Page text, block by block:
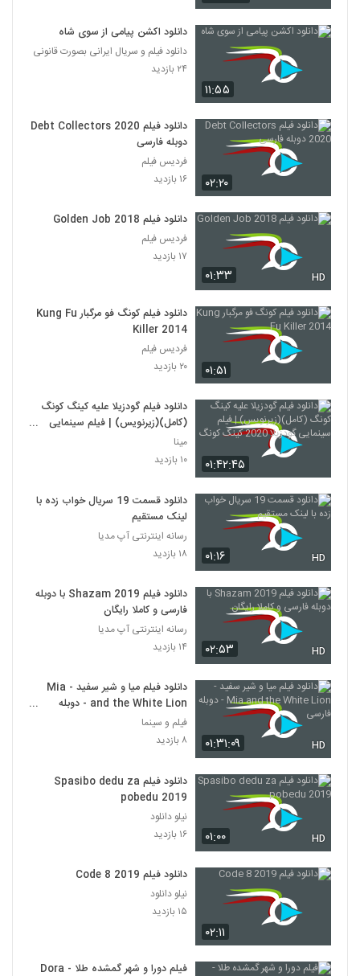
۱۱:۵۵
دانلود اکشن پیامی از سوی شاه
دانلود فیلم و سریال ایرانی بصورت قانونی
۲۴ بازدید
۰۲:۲۰
دانلود فیلم Debt Collectors 2020
دوبله فارسی
فردیس فیلم
۱۶ بازدید
۰۱:۳۳ HD
دانلود فیلم 2018 Golden Job
فردیس فیلم
۱۷ بازدید
۰۱:۵۱
دانلود فیلم کونگ فو مرگبار Kung Fu
Killer 2014
فردیس فیلم
۲۰ بازدید
۰۱:۴۲:۴۵
دانلود فیلم گودزیلا علیه کینگ کونگ
(کامل)(زیرنویس) | فیلم سینمایی
گودزیلا 2020 کینگ کونگ
مینا
۱۰ بازدید
۰۱:۱۶ HD
دانلود قسمت 19 سریال خواب زده با
لینک مستقیم
رسانه اینترنتی آپ مدیا
۱۸ بازدید
۰۲:۵۳ HD
دانلود فیلم Shazam 2019 با دوبله
فارسی و کاملا رایگان
رسانه اینترنتی آپ مدیا
۱۴ بازدید
۰۱:۳۱:۰۹ HD
دانلود فیلم میا و شیر سفید - Mia
and the White Lion - دوبله
فارسی
فیلم و سینما
۸ بازدید
۰۱:۰۰ HD
دانلود فیلم Spasibo dedu za
pobedu 2019
نیلو دانلود
۱۶ بازدید
۰۲:۱۱
دانلود فیلم Code 8 2019
نیلو دانلود
۱۵ بازدید
فیلم دورا و شهر گمشده طلا - Dora